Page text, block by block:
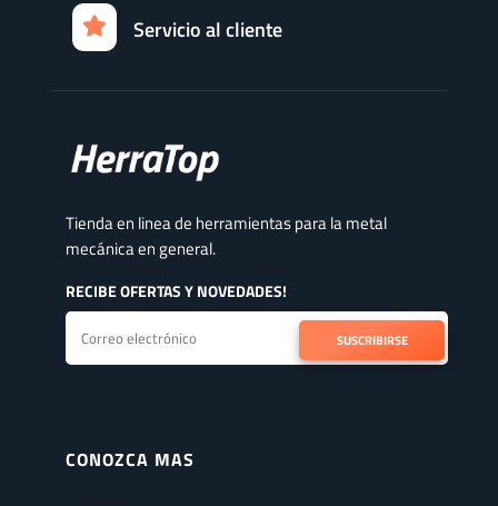
Servicio al cliente
Tienda en linea de herramientas para la metal
mecánica en general.
RECIBE OFERTAS Y NOVEDADES!
SUSCRIBIRSE
CONOZCA MAS